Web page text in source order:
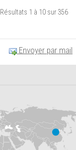
Résultats 1 à 10 sur 356
Envoyer par mail